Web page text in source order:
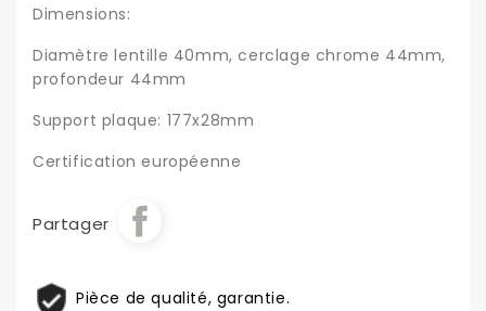
Dimensions:
Diamètre lentille 40mm, cerclage chrome 44mm,
profondeur 44mm
Support plaque: 177x28mm
Certification européenne
Partager
Pièce de qualité, garantie.